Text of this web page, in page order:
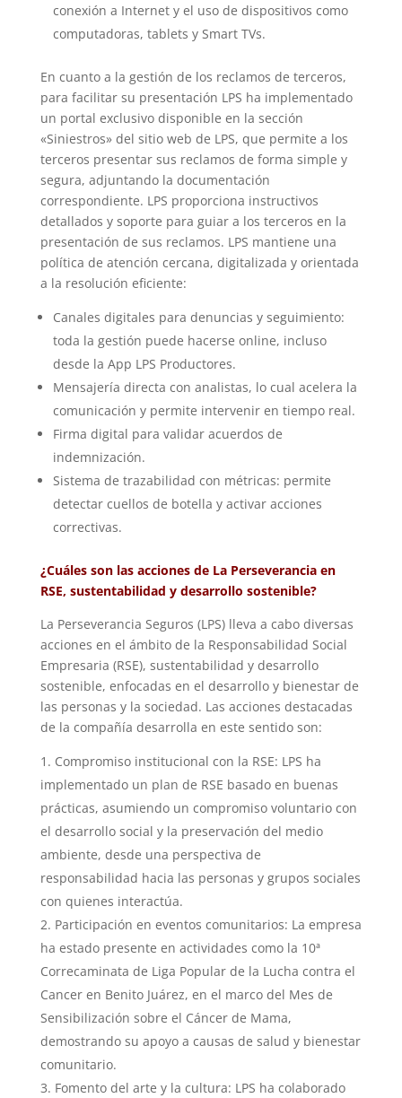
conexión a Internet y el uso de dispositivos como
computadoras, tablets y Smart TVs.
En cuanto a la gestión de los reclamos de terceros,
para facilitar su presentación LPS ha implementado
un portal exclusivo disponible en la sección
«Siniestros» del sitio web de LPS, que permite a los
terceros presentar sus reclamos de forma simple y
segura, adjuntando la documentación
correspondiente. LPS proporciona instructivos
detallados y soporte para guiar a los terceros en la
presentación de sus reclamos. LPS mantiene una
política de atención cercana, digitalizada y orientada
a la resolución eficiente:
Canales digitales para denuncias y seguimiento:
toda la gestión puede hacerse online, incluso
desde la App LPS Productores.
Mensajería directa con analistas, lo cual acelera la
comunicación y permite intervenir en tiempo real.
Firma digital para validar acuerdos de
indemnización.
Sistema de trazabilidad con métricas: permite
detectar cuellos de botella y activar acciones
correctivas.
¿Cuáles son las acciones de La Perseverancia en
RSE, sustentabilidad y desarrollo sostenible?
La Perseverancia Seguros (LPS) lleva a cabo diversas
acciones en el ámbito de la Responsabilidad Social
Empresaria (RSE), sustentabilidad y desarrollo
sostenible, enfocadas en el desarrollo y bienestar de
las personas y la sociedad. Las acciones destacadas
de la compañía desarrolla en este sentido son:
Compromiso institucional con la RSE: LPS ha
implementado un plan de RSE basado en buenas
prácticas, asumiendo un compromiso voluntario con
el desarrollo social y la preservación del medio
ambiente, desde una perspectiva de
responsabilidad hacia las personas y grupos sociales
con quienes interactúa.
Participación en eventos comunitarios: La empresa
ha estado presente en actividades como la 10ª
Correcaminata de Liga Popular de la Lucha contra el
Cancer en Benito Juárez, en el marco del Mes de
Sensibilización sobre el Cáncer de Mama,
demostrando su apoyo a causas de salud y bienestar
comunitario.
Fomento del arte y la cultura: LPS ha colaborado